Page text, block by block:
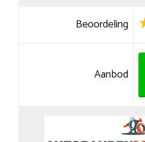
Beoordeling
Aanbod